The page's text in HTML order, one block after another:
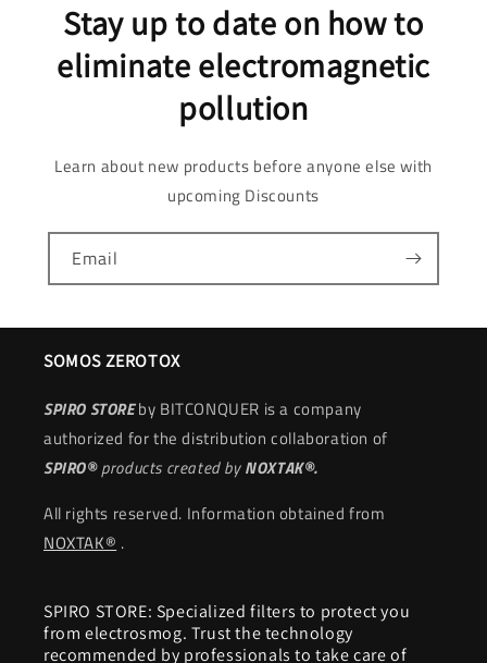
Stay up to date on how to
eliminate electromagnetic
pollution
Learn about new products before anyone else with
upcoming Discounts
Email
SOMOS ZEROTOX
SPIRO STOREby BITCONQUER is a company
authorized for the distribution collaboration of
SPIRO®products created byNOXTAK®.
All rights reserved. Information obtained from
NOXTAK® .
SPIRO STORE: Specialized filters to protect you
from electrosmog. Trust the technology
recommended by professionals to take care of